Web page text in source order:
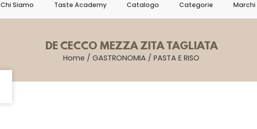
Chi Siamo Taste Academy Catalogo Categorie Marchi
DE CECCO MEZZA ZITA TAGLIATA
Home / GASTRONOMIA / PASTA E RISO